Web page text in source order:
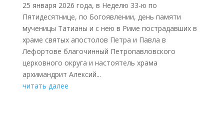
25 января 2026 года, в Неделю 33-ю по
Пятидесятнице, по Богоявлении, день памяти
мученицы Татианы и с нею в Риме пострадавших в
храме святых апостолов Петра и Павла в
Лефортове благочинный Петропавловского
церковного округа и настоятель храма
архимандрит Алексий...
читать далее